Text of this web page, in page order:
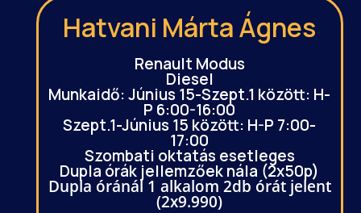
Hatvani Márta Ágnes
Renault Modus
Diesel
Munkaidő: Június 15-Szept.1 között: H-
P 6:00-16:00
Szept.1-Június 15 között: H-P 7:00-
17:00
Szombati oktatás esetleges
Dupla órák jellemzőek nála (2x50p)
Dupla óránál 1 alkalom 2db órát jelent
(2x9.990)